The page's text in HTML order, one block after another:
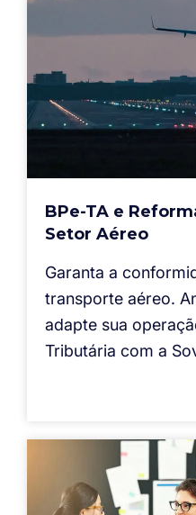
BPe-TA e
Setor Aéreo
Garanta a
transporte aéreo.
adapte sua
Tributária com a